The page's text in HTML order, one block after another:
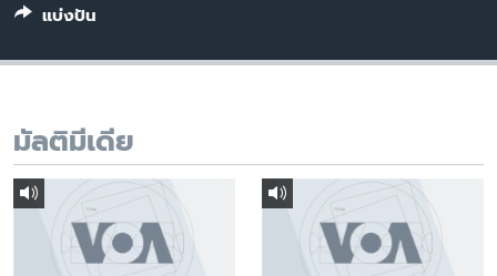
พอดคาสต์
เลือกภาษา
แบ่งปัน
มัลติมีเดีย